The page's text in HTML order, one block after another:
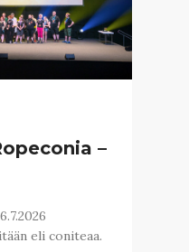
–
eli coniteaa.